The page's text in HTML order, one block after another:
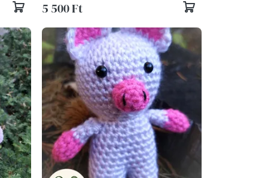
5 500 Ft